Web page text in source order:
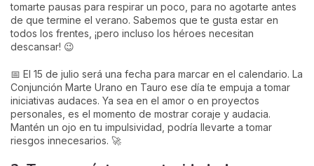
tomarte pausas para respirar un poco, para no agotarte antes
de que termine el verano. Sabemos que te gusta estar en
todos los frentes, ¡pero incluso los héroes necesitan
descansar! 😉
📅 El 15 de julio será una fecha para marcar en el calendario. La
Conjunción Marte Urano en Tauro ese día te empuja a tomar
iniciativas audaces. Ya sea en el amor o en proyectos
personales, es el momento de mostrar coraje y audacia.
Mantén un ojo en tu impulsividad, podría llevarte a tomar
riesgos innecesarios. 🚀